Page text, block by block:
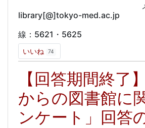
メールアド
library[@]tokyo-med.ac.jp
線：5621・5625
いいね 74
【回答期間終了
からの図書館に
ンケート」回答